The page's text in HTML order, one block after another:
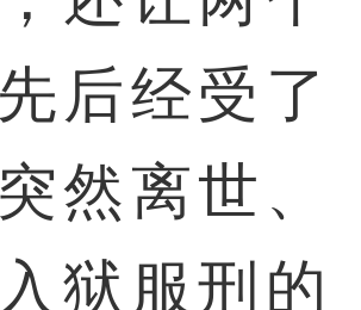
后经受了
然离世、
狱服刑的